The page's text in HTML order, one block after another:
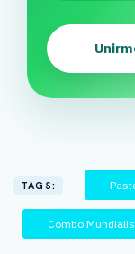
TAGS:
Combo